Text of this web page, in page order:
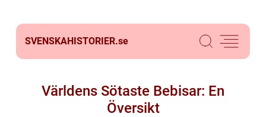
SVENSKAHISTORIER.se
Världens Sötaste Bebisar: En
Översikt